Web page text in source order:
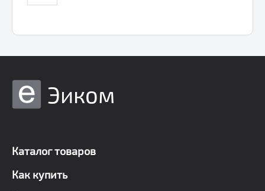
Эиком
Каталог товаров
Как купить